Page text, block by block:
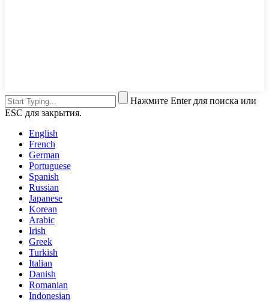
Нажмите Enter для поиска или
ESC для закрытия.
English
French
German
Portuguese
Spanish
Russian
Japanese
Korean
Arabic
Irish
Greek
Turkish
Italian
Danish
Romanian
Indonesian